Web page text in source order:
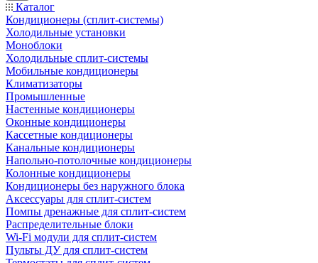
Каталог
Кондиционеры (сплит-системы)
Холодильные установки
Моноблоки
Холодильные сплит-системы
Мобильные кондиционеры
Климатизаторы
Промышленные
Настенные кондиционеры
Оконные кондиционеры
Кассетные кондиционеры
Канальные кондиционеры
Напольно-потолочные кондиционеры
Колонные кондиционеры
Кондиционеры без наружного блока
Аксессуары для сплит-систем
Помпы дренажные для сплит-систем
Распределительные блоки
Wi-Fi модули для сплит-систем
Пульты ДУ для сплит-систем